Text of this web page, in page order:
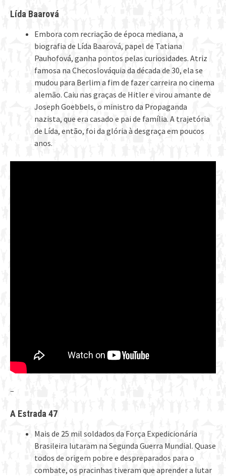
Lída Baarová
Embora com recriação de época mediana, a
biografia de Lída Baarová, papel de Tatiana
Pauhofová, ganha pontos pelas curiosidades. Atriz
famosa na Checoslováquia da década de 30, ela se
mudou para Berlim a fim de fazer carreira no cinema
alemão. Caiu nas graças de Hitler e virou amante de
Joseph Goebbels, o ministro da Propaganda
nazista, que era casado e pai de família. A trajetória
de Lída, então, foi da glória à desgraça em poucos
anos.
–
A Estrada 47
Mais de 25 mil soldados da Força Expedicionária
Brasileira lutaram na Segunda Guerra Mundial. Quase
todos de origem pobre e despreparados para o
combate, os pracinhas tiveram que aprender a lutar